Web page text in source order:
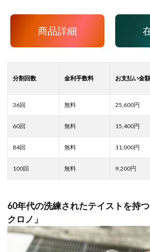
商品詳細
25,600
15,400
11,000
9,200
60年代の洗練されたテイストを持
クロノ」